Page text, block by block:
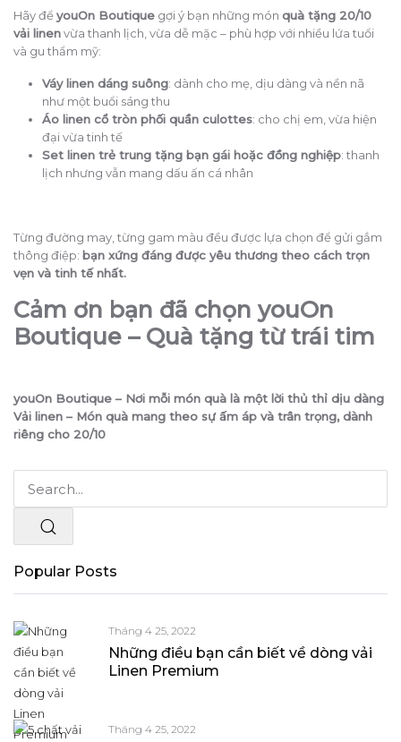
Hãy đểyouOn Boutique gợi ý bạn những món quà tặng 20/10
vải linenvừa thanh lịch, vừa dễ mặc – phù hợp với nhiều lứa tuổi
và gu thẩm mỹ:
Váy linen dáng suông: dành cho mẹ, dịu dàng và nền nã
như một buổi sáng thu
Áo linen cổ tròn phối quần culottes: cho chị em, vừa hiện
đại vừa tinh tế
Set linen trẻ trung tặng bạn gái hoặc đồng nghiệp: thanh
lịch nhưng vẫn mang dấu ấn cá nhân
Từng đường may, từng gam màu đều được lựa chọn để gửi gắm
thông điệp: bạn xứng đáng được yêu thương theo cách trọn
vẹn và tinh tế nhất.
Cảm ơn bạn đã chọn youOn
Boutique – Quà tặng từ trái tim
youOn Boutique – Nơi mỗi món quà là một lời thủ thỉ dịu dàng
Vải linen – Món quà mang theo sự ấm áp và trân trọng, dành
riêng cho 20/10
Popular Posts
Tháng 4 25, 2022
Những điều bạn cần biết về dòng vải
Linen Premium
Tháng 4 25, 2022